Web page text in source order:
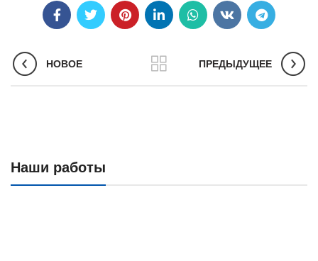
НОВОЕ ПРЕДЫДУЩЕЕ
Наши работы